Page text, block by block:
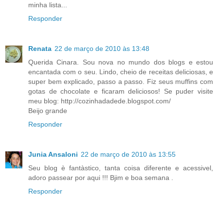
minha lista...
Responder
Renata 22 de março de 2010 às 13:48
Querida Cinara. Sou nova no mundo dos blogs e estou
encantada com o seu. Lindo, cheio de receitas deliciosas, e
super bem explicado, passo a passo. Fiz seus muffins com
gotas de chocolate e ficaram deliciosos! Se puder visite
meu blog: http://cozinhadadede.blogspot.com/
Beijo grande
Responder
Junia Ansaloni 22 de março de 2010 às 13:55
Seu blog è fantàstico, tanta coisa diferente e acessivel,
adoro passear por aqui !!! Bjim e boa semana .
Responder